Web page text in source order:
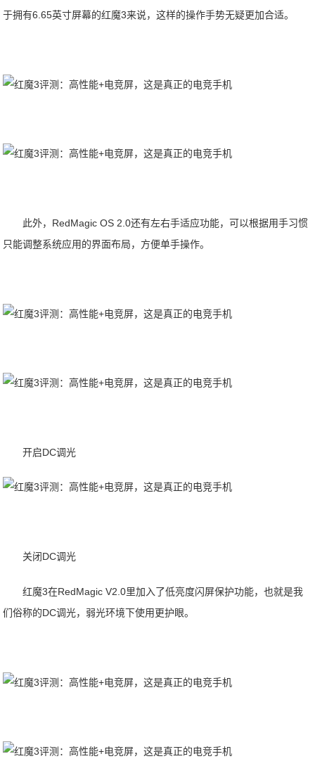
于拥有6.65英寸屏幕的红魔3来说，这样的操作手势无疑更加合适。
此外，RedMagic OS 2.0还有左右手适应功能，可以根据用手习惯
只能调整系统应用的界面布局，方便单手操作。
开启DC调光
关闭DC调光
红魔3在RedMagic V2.0里加入了低亮度闪屏保护功能，也就是我
们俗称的DC调光，弱光环境下使用更护眼。